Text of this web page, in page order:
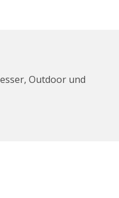
Outdoor und